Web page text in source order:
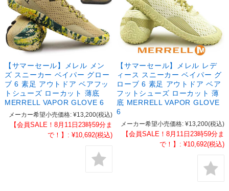
【サマーセール】メレル メン
ズ スニーカー ベイパー グロー
ブ 6 素足 アウトドア ベアフッ
トシューズ ローカット 薄底
MERRELL VAPOR GLOVE 6
メーカー希望小売価格: ¥13,200(税込)
【会員SALE！8月11日23時59分ま
で！】: ¥10,692(税込)
【サマーセール】メレル レデ
ィース スニーカー ベイパー グ
ローブ 6 素足 アウトドア ベア
フットシューズ ローカット 薄
底 MERRELL VAPOR GLOVE
6
メーカー希望小売価格: ¥13,200(税込)
【会員SALE！8月11日23時59分ま
で！】: ¥10,692(税込)